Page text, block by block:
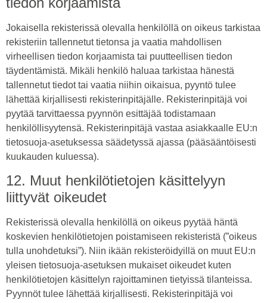
Jokaisella rekisterissä olevalla henkilöllä on oikeus tarkistaa
rekisteriin tallennetut tietonsa ja vaatia mahdollisen
virheellisen tiedon korjaamista tai puutteellisen tiedon
täydentämistä. Mikäli henkilö haluaa tarkistaa hänestä
tallennetut tiedot tai vaatia niihin oikaisua, pyyntö tulee
lähettää kirjallisesti rekisterinpitäjälle. Rekisterinpitäjä voi
pyytää tarvittaessa pyynnön esittäjää todistamaan
henkilöllisyytensä. Rekisterinpitäjä vastaa asiakkaalle EU:n
tietosuoja-asetuksessa säädetyssä ajassa (pääsääntöisesti
kuukauden kuluessa).
12. Muut henkilötietojen käsittelyyn
liittyvät oikeudet
Rekisterissä olevalla henkilöllä on oikeus pyytää häntä
koskevien henkilötietojen poistamiseen rekisteristä (”oikeus
tulla unohdetuksi”). Niin ikään rekisteröidyillä on muut EU:n
yleisen tietosuoja-asetuksen mukaiset oikeudet kuten
henkilötietojen käsittelyn rajoittaminen tietyissä tilanteissa.
Pyynnöt tulee lähettää kirjallisesti. Rekisterinpitäjä voi